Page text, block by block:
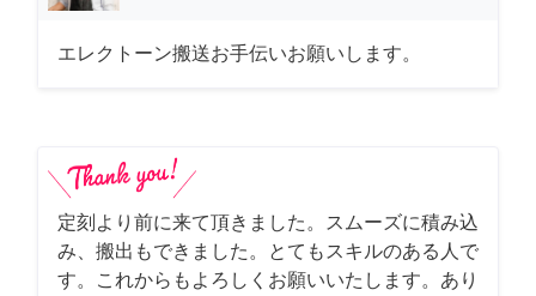
エレクトーン搬送お手伝いお願いします。
定刻より前に来て頂きました。スムーズに積み込
み、搬出もできました。とてもスキルのある人で
す。これからもよろしくお願いいたします。あり